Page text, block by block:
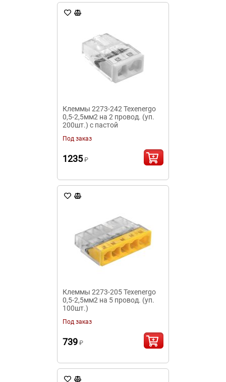
Клеммы 2273-242 Texenergo
0,5-2,5мм2 на 2 провод. (уп.
200шт.) с пастой
Под заказ
1235 ₽
Клеммы 2273-205 Texenergo
0,5-2,5мм2 на 5 провод. (уп.
100шт.)
Под заказ
739 ₽